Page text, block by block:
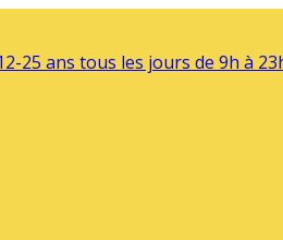
25 ans tous les jours de 9h à